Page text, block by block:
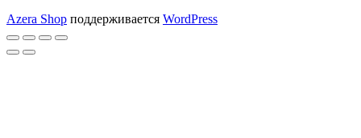
Azera Shop поддерживается WordPress